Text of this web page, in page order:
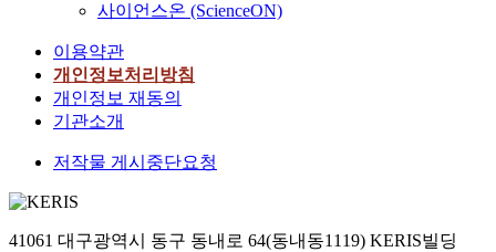
사이언스온 (ScienceON)
이용약관
개인정보처리방침
개인정보 재동의
기관소개
저작물 게시중단요청
41061 대구광역시 동구 동내로 64(동내동1119) KERIS빌딩